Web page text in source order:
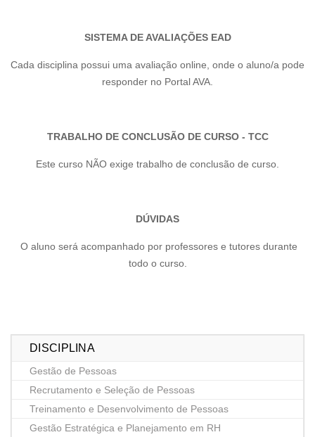
SISTEMA DE AVALIAÇÕES EAD
Cada disciplina possui uma avaliação online, onde o aluno/a pode
responder no Portal AVA.
TRABALHO DE CONCLUSÃO DE CURSO - TCC
Este curso NÃO exige trabalho de conclusão de curso.
DÚVIDAS
O aluno será acompanhado por professores e tutores durante
todo o curso.
DISCIPLINA
Gestão de Pessoas
Recrutamento e Seleção de Pessoas
Treinamento e Desenvolvimento de Pessoas
Gestão Estratégica e Planejamento em RH